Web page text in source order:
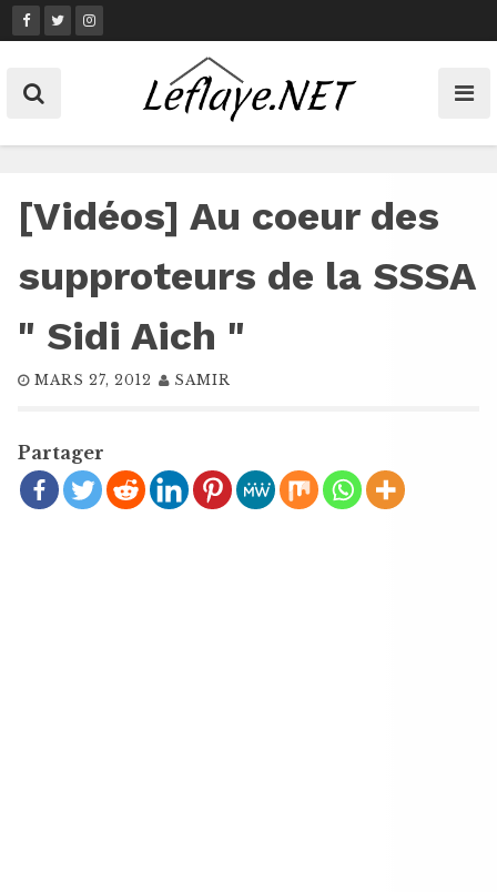
Skip
to
[Vidéos] Au coeur des
supproteurs de la SSSA
" Sidi Aich "
MARS 27, 2012 SAMIR
Partager